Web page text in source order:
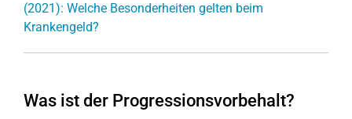
(2021): Welche Besonderheiten gelten beim
Krankengeld?
Was ist der Progressionsvorbehalt?